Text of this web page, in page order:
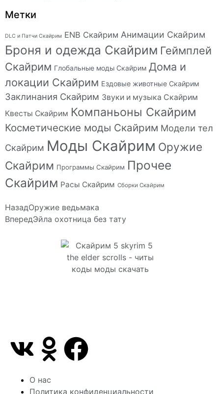
Метки
DLC и Патчи Скайрим ENB Скайрим Анимации Скайрим
Броня и одежда Скайрим Геймплей
Скайрим Глобальные моды Скайрим Дома и
локации Скайрим Ездовые животные Скайрим
Заклинания Скайрим Звуки и музыка Скайрим
Квесты Скайрим Компаньоны Скайрим
Косметические моды Скайрим Модели тел
Скайрим Моды Скайрим Оружие
Скайрим Программы Скайрим Прочее
Скайрим Расы Скайрим Сборки Скайрим
НазадОружие ведьмака
ВпередЭйла охотница без тату
О нас
Политика конфиденциальности